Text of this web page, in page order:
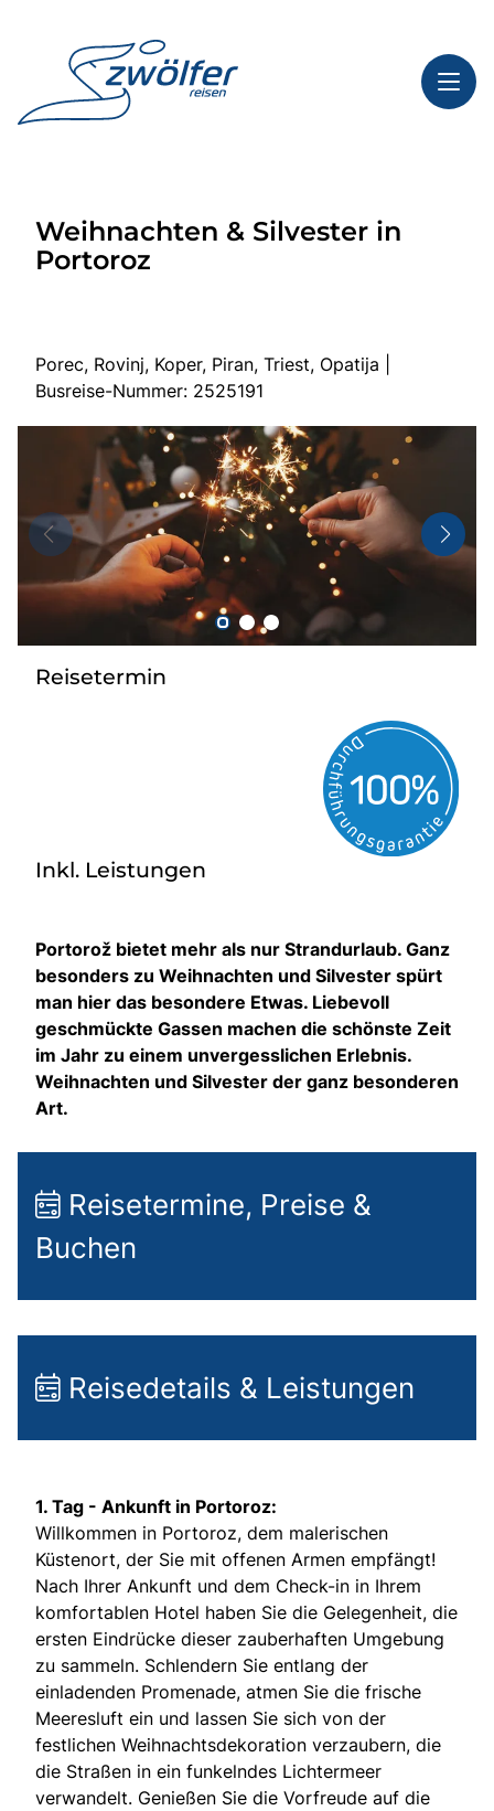
Highlights
Service
Busreisen
Bus mieten
Taxi
Reisebüro
Danube Service
Weihnachten & Silvester in
Portoroz
Porec, Rovinj, Koper, Piran, Triest, Opatija |
Busreise-Nummer: 2525191
Reisetermin
Inkl. Leistungen
Portorož bietet mehr als nur Strandurlaub. Ganz
besonders zu Weihnachten und Silvester spürt
man hier das besondere Etwas. Liebevoll
geschmückte Gassen machen die schönste Zeit
im Jahr zu einem unvergesslichen Erlebnis.
Weihnachten und Silvester der ganz besonderen
Art.
Reisetermine, Preise &
Buchen
Reisedetails & Leistungen
1. Tag - Ankunft in Portoroz:
Willkommen in Portoroz, dem malerischen
Küstenort, der Sie mit offenen Armen empfängt!
Nach Ihrer Ankunft und dem Check-in in Ihrem
komfortablen Hotel haben Sie die Gelegenheit, die
ersten Eindrücke dieser zauberhaften Umgebung
zu sammeln. Schlendern Sie entlang der
einladenden Promenade, atmen Sie die frische
Meeresluft ein und lassen Sie sich von der
festlichen Weihnachtsdekoration verzaubern, die
die Straßen in ein funkelndes Lichtermeer
verwandelt. Genießen Sie die Vorfreude auf die